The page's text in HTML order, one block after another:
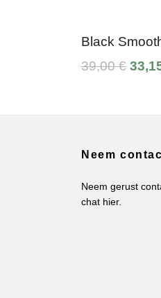
Black
39,00 €
Neem
Neem gerust
chat hier.